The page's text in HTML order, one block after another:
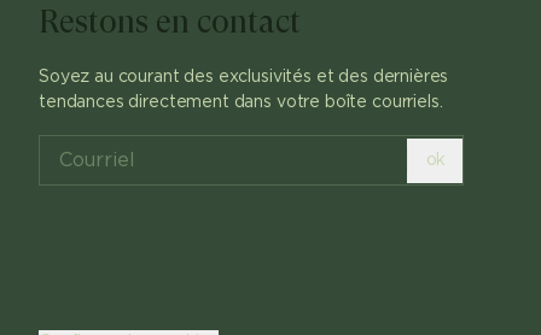
Restons en contact
Soyez au courant des exclusivités et des dernières
tendances directement dans votre boîte courriels.
ok